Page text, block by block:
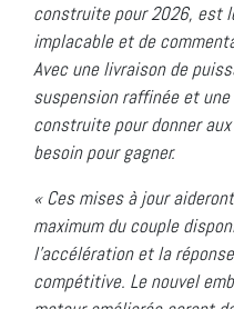
construite pour 2026, est
implacable et de
Avec une livraison de
suspension raffinée et
construite pour donner
besoin pour gagner.
« Ces mises à jour
maximum du couple
l’accélération et la
compétitive. Le nouvel